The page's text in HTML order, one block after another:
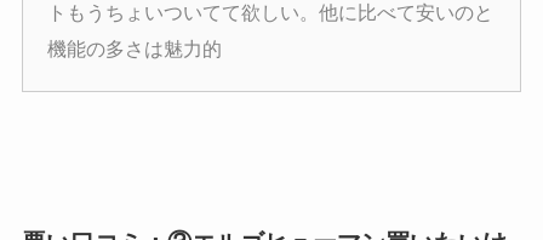
トもうちょいついてて欲しい。他に比べて安いのと
機能の多さは魅力的